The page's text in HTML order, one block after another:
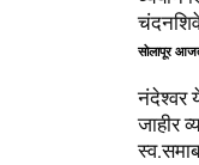
सोलापूर
नंदेश्वर
जाहीर